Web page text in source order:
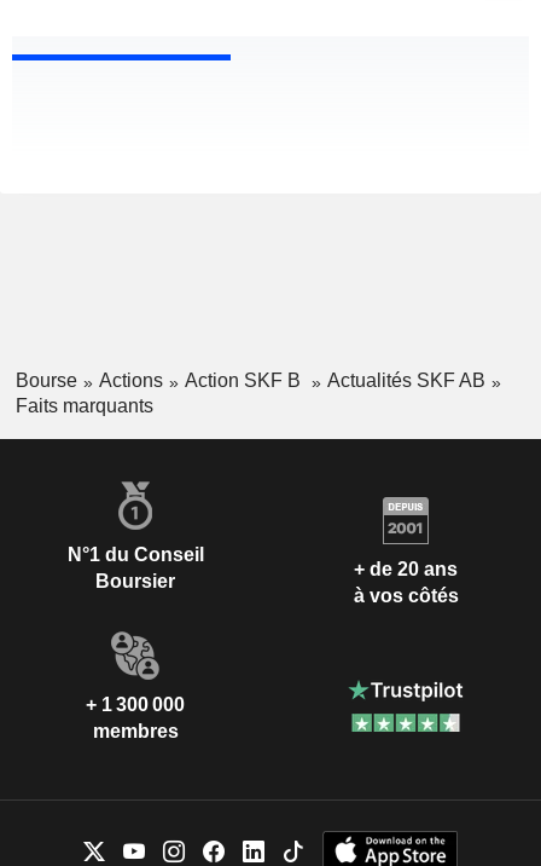
Bourse Actions Action SKF B
Actualités SKF AB
Faits marquants
N°1 du Conseil
Boursier
+ de 20 ans
à vos côtés
+ 1 300 000
membres